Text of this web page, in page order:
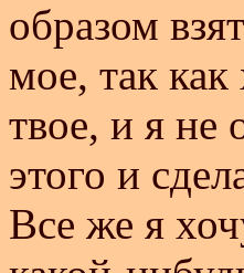
образом
мое, так
твое, и я не
этого и
Все же я